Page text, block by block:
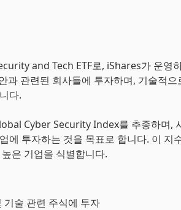
and Tech ETF로, iShares가 운영
과 관련된 회사들에 투자하며, 기술적
다.
Cyber Security Index를 추종하며,
에 투자하는 것을 목표로 합니다. 이 지
은 기업을 식별합니다.
기술 관련 주식에 투자